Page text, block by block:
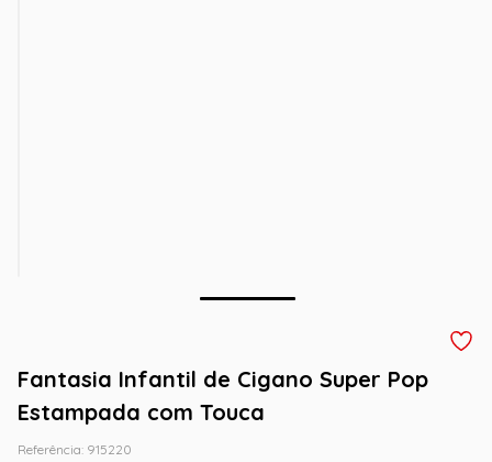
Fantasia Infantil de Cigano Super Pop
Estampada com Touca
Referência: 915220